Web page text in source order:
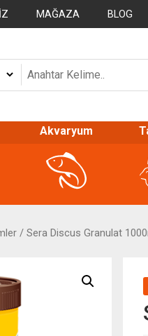
MAĞAZA BLOG
Akvaryum
/ Sera Discus Granulat